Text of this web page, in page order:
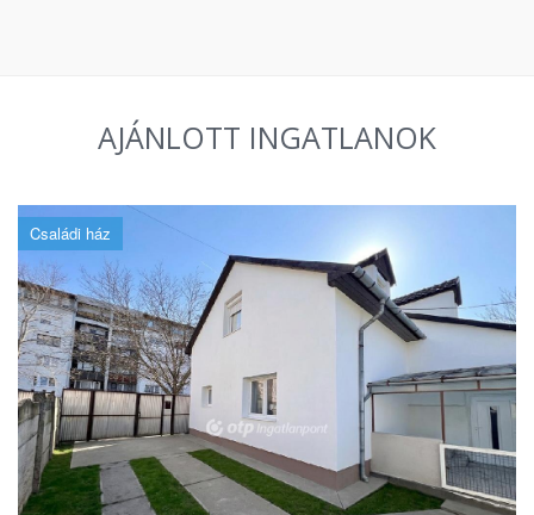
AJÁNLOTT INGATLANOK
Családi ház